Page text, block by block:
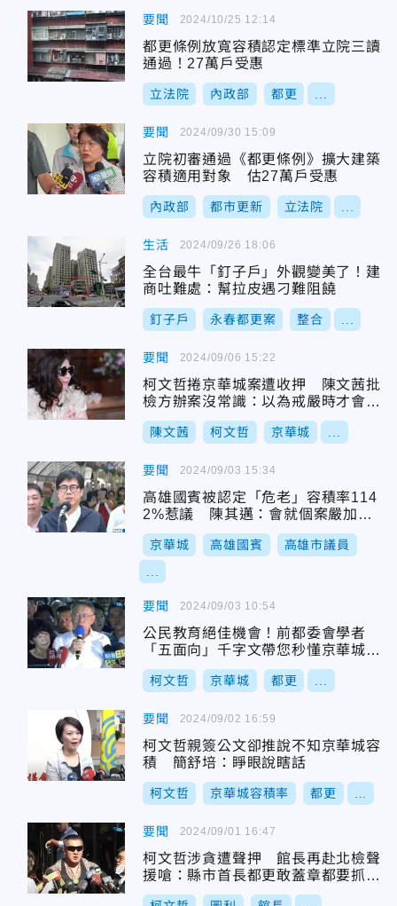
要聞
都更條例放寬容積認定標準立院三讀
通過！27萬戶受惠
立法院 內政部 都更
2024/10/25 12:14
要聞
立院初審通過《都更條例》擴大建築
容積適用對象 估27萬戶受惠
內政部 都市更新 立法院
2024/09/30 15:09
生活
全台最牛「釘子戶」外觀變美了！建
商吐難處：幫拉皮遇刁難阻饒
釘子戶 永春都更案 整合
2024/09/26 18:06
要聞
柯文哲捲京華城案遭收押 陳文茜批
檢方辦案沒常識：以為戒嚴時才會發
生
陳文茜 柯文哲 京華城
2024/09/06 15:22
要聞
高雄國賓被認定「危老」容積率114
2%惹議 陳其邁：會就個案嚴加審
查
京華城 高雄國賓 高雄市議員
2024/09/03 15:34
要聞
公民教育絕佳機會！前都委會學者
「五面向」千字文帶您秒懂京華城案
爭議
柯文哲 京華城 都更
2024/09/03 10:54
要聞
柯文哲親簽公文卻推說不知京華城容
積 簡舒培：睜眼說瞎話
柯文哲 京華城容積率 都更
2024/09/02 16:59
要聞
柯文哲涉貪遭聲押 館長再赴北檢聲
援嗆：縣市首長都更敢蓋章都要抓去
關？
2024/09/01 16:47